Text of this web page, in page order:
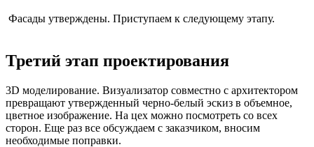
Фасады утверждены. Приступаем к следующему этапу.
Третий этап проектирования
3D моделирование. Визуализатор совместно с архитектором
превращают утвержденный черно-белый эскиз в объемное,
цветное изображение. На цех можно посмотреть со всех
сторон. Еще раз все обсуждаем с заказчиком, вносим
необходимые поправки.